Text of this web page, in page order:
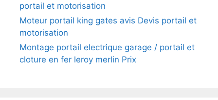
portail et motorisation
Moteur portail king gates avis Devis portail et
motorisation
Montage portail electrique garage / portail et
cloture en fer leroy merlin Prix